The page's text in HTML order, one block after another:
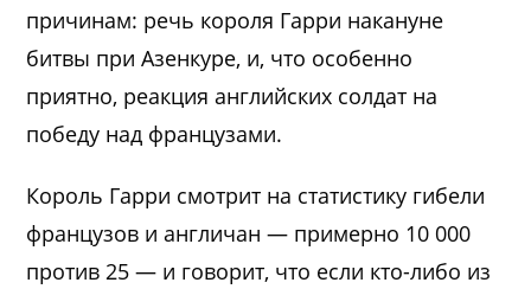
причинам: речь короля Гарри накануне
битвы при Азенкуре, и, что особенно
приятно, реакция английских солдат на
победу над французами.
Король Гарри смотрит на статистику гибели
французов и англичан — примерно 10 000
против 25 — и говорит, что если кто-либо из